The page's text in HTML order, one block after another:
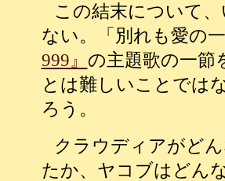
この結末について
ない。「別れも愛の
999』 の主題歌の一節
とは難しいことでは
ろう。
クラウディアがど
たか、ヤコブはどん